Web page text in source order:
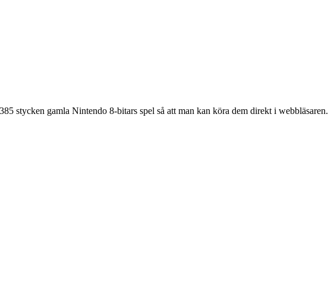
stycken gamla Nintendo 8-bitars spel så att man kan köra dem direkt i webbläsaren.